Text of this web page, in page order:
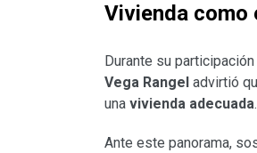
Vivienda como
Durante su
Vega Rangel advirtió
una vivienda adecuada.
Ante este panorama,